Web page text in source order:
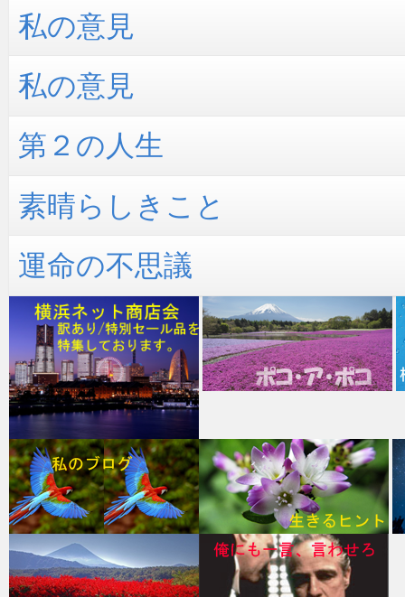
私の意見
私の意見
第２の人生
素晴らしきこと
運命の不思議